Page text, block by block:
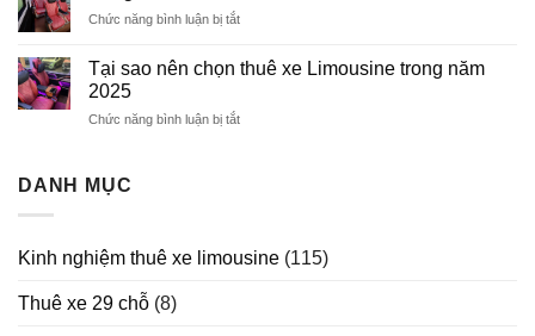
Tết
Chức năng bình luận bị tắt
Giá
Thuê
Tại sao nên chọn thuê xe Limousine trong năm
2025
Chức năng bình luận bị tắt
Limousine
DANH MỤC
Kinh nghiệm thuê xe limousine (115)
Thuê xe 29 chỗ (8)